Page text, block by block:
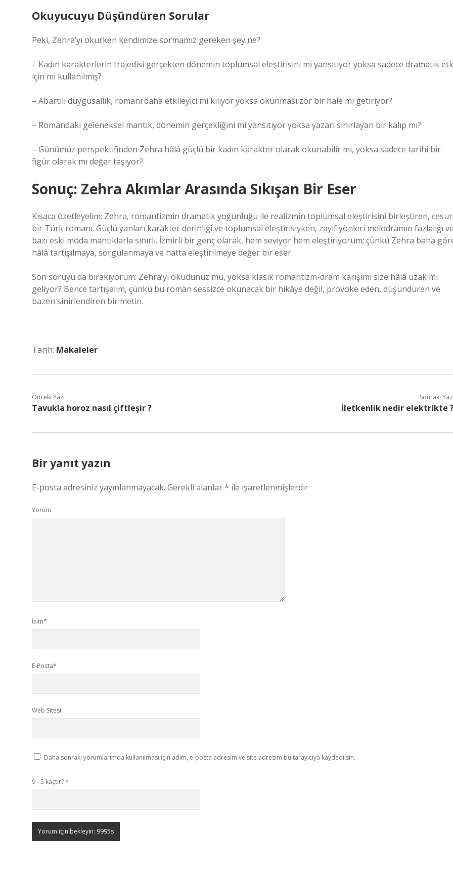
Okuyucuyu Düşündüren Sorular
Peki, Zehra’yı okurken kendimize sormamız gereken şey ne?
– Kadın karakterlerin trajedisi gerçekten dönemin toplumsal eleştirisini mi yansıtıyor yoksa sadece dramatik
için mi kullanılmış?
– Abartılı duygusallık, romanı daha etkileyici mi kılıyor yoksa okunması zor bir hale mi getiriyor?
– Romandaki geleneksel mantık, dönemin gerçekliğini mi yansıtıyor yoksa yazarı sınırlayan bir kalıp mı?
– Günümüz perspektifinden Zehra hâlâ güçlü bir kadın karakter olarak okunabilir mi, yoksa sadece tarihî bir
figür olarak mı değer taşıyor?
Sonuç: Zehra Akımlar Arasında Sıkışan Bir Eser
Kısaca özetleyelim: Zehra, romantizmin dramatik yoğunluğu ile realizmin toplumsal eleştirisini birleştiren, cesur
bir Türk romanı. Güçlü yanları karakter derinliği ve toplumsal eleştirisiyken, zayıf yönleri melodramın fazlalığı ve
bazı eski moda mantıklarla sınırlı. İzmirli bir genç olarak, hem seviyor hem eleştiriyorum; çünkü Zehra bana
hâlâ tartışılmaya, sorgulanmaya ve hatta eleştirilmeye değer bir eser.
Son soruyu da bırakıyorum: Zehra’yı okudunuz mu, yoksa klasik romantizm-dram karışımı size hâlâ uzak mı
geliyor? Bence tartışalım, çünkü bu roman sessizce okunacak bir hikâye değil, provoke eden, düşündüren ve
bazen sinirlendiren bir metin.
Tarih: Makaleler
Önceki Yazı
Tavukla horoz nasıl çiftleşir ?
Sonraki Yazı
İletkenlik nedir elektrikte
Bir yanıt yazın
E-posta adresiniz yayınlanmayacak. Gerekli alanlar* ile işaretlenmişlerdir
Yorum
İsim*
E-Posta*
Web Sitesi
Daha sonraki yorumlarımda kullanılması için adım, e-posta adresim ve site adresim bu tarayıcıya kaydedilsin.
9 - 5 kaçtır?*